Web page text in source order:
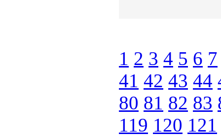
1 2 3 4 5 6 7
41 42 43 44
80 81 82 83
119 120 121